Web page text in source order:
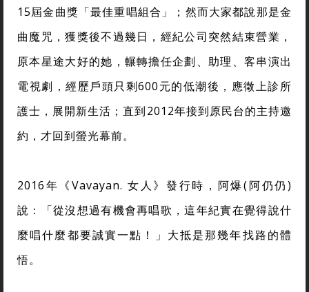
15屆金曲獎「最佳重唱組合」；然而大家都說那是金
曲魔咒，獲獎後不過幾日，經紀公司突然結束營業，
原本星途大好的她，輾轉擔任企劃、助理、客串演出
電視劇，經歷戶頭只剩600元的低潮後，應徵上診所
護士，展開新生活；直到2012年接到原民台的主持邀
約，才回到螢光幕前。
2016年《Vavayan. 女人》發行時，阿爆(阿仍仍)
說：「從沒想過有機會再唱歌，這年紀實在覺得說什
麼唱什麼都要誠實一點！」大抵是那幾年找路的體
悟。